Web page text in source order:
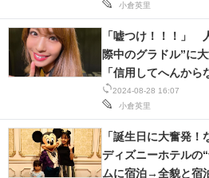
小倉英里
2024-08-28 16:07
小倉英里
「嘘つけ！！！」
際中のグラドル”に
「信用してへんから
「誕生日に大奮発
ディズニーホテルの
ムに宿泊→全貌と宿